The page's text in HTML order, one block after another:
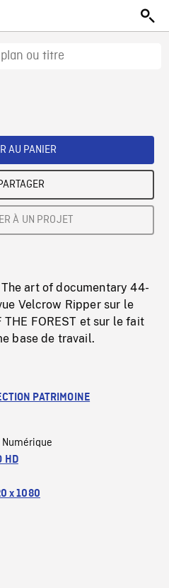
AU PANIER
À UN PROJET
art of documentary 44-
Velcrow Ripper sur le
FOREST et sur le fait
base de travail.
PATRIMOINE
HD
x 1080